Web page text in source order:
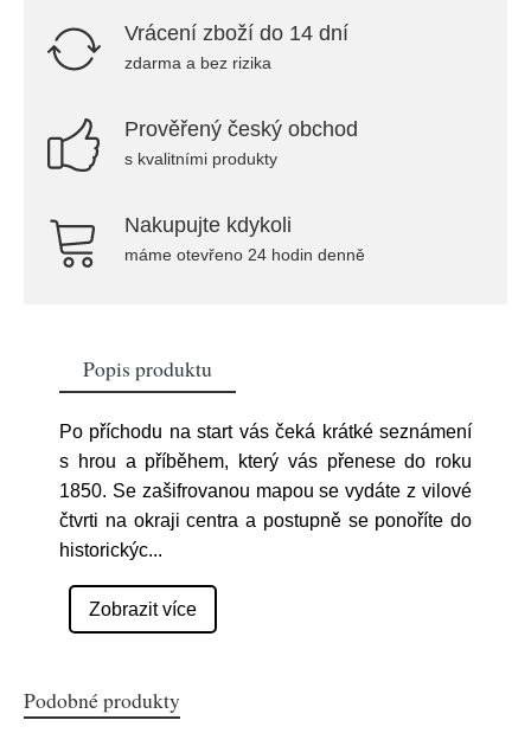
Vrácení zboží do 14 dní
zdarma a bez rizika
Prověřený český obchod
s kvalitními produkty
Nakupujte kdykoli
máme otevřeno 24 hodin denně
Popis produktu
Po příchodu na start vás čeká krátké seznámení
s hrou a příběhem, který vás přenese do roku
1850. Se zašifrovanou mapou se vydáte z vilové
čtvrti na okraji centra a postupně se ponoříte do
historickýc...
Zobrazit více
Podobné produkty